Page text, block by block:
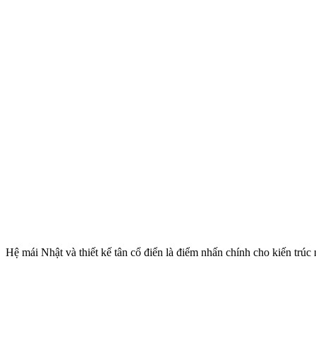
Hệ mái Nhật và thiết kế tân cổ điển là điểm nhấn chính cho kiến trúc